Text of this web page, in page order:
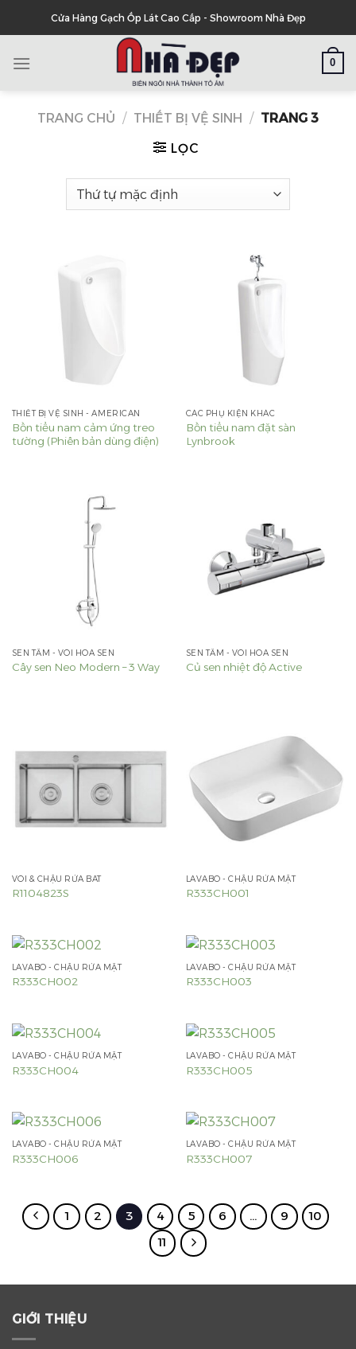
Cửa Hàng Gạch Ốp Lát Cao Cấp - Showroom Nhà Đẹp
0
TRANG CHỦ / THIẾT BỊ VỆ SINH / TRANG 3
LỌC
THIẾT BỊ VỆ SINH - AMERICAN
Bồn tiểu nam cảm ứng treo
tường (Phiên bản dùng điện)
CÁC PHỤ KIỆN KHÁC
Bồn tiểu nam đặt sàn
Lynbrook
SEN TẮM - VÒI HOA SEN
Cây sen Neo Modern – 3 Way
SEN TẮM - VÒI HOA SEN
Củ sen nhiệt độ Active
VÒI & CHẬU RỬA BÁT
R1104823S
LAVABO - CHẬU RỬA MẶT
R333CH001
LAVABO - CHẬU RỬA MẶT
R333CH002
LAVABO - CHẬU RỬA MẶT
R333CH003
LAVABO - CHẬU RỬA MẶT
R333CH004
LAVABO - CHẬU RỬA MẶT
R333CH005
LAVABO - CHẬU RỬA MẶT
R333CH006
LAVABO - CHẬU RỬA MẶT
R333CH007
1 2 3 4 5 6 … 9
10
11
GIỚI THIỆU